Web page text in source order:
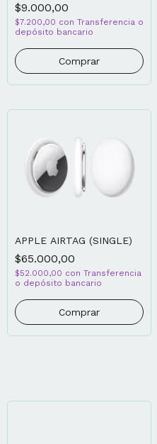
$9.000,00
$7.200,00 con Transferencia o
depósito bancario
Comprar
APPLE AIRTAG (SINGLE)
$65.000,00
$52.000,00 con Transferencia
o depósito bancario